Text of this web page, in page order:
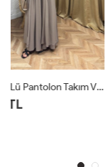
1,999 TL